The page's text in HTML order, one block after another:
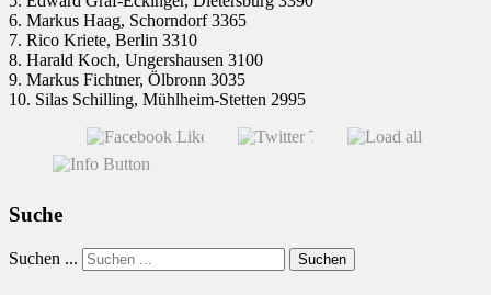
6. Markus Haag, Schorndorf 3365
7. Rico Kriete, Berlin 3310
8. Harald Koch, Ungershausen 3100
9. Markus Fichtner, Ölbronn 3035
10. Silas Schilling, Mühlheim-Stetten 2995
Suche
Suchen ... Suchen